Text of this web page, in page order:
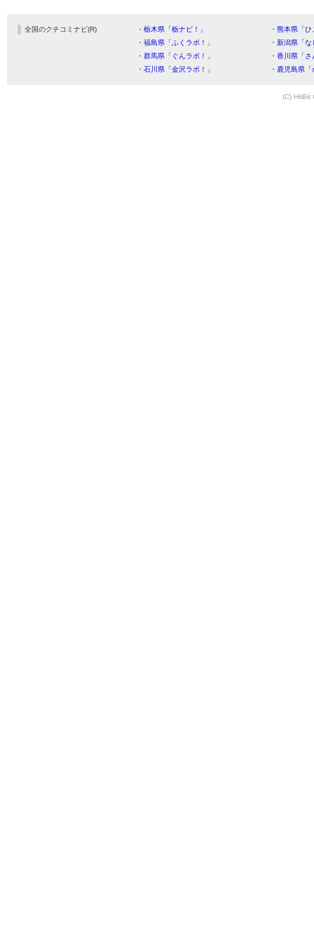
全国のクチコミナビ(R) ・栃木県「栃ナビ！」
・熊本県「
・福島県「ふくラボ！」
・新潟県「
・群馬県「ぐんラボ！」
・香川県「
・石川県「金沢ラボ！」
・鹿児島県
(C) HitBit